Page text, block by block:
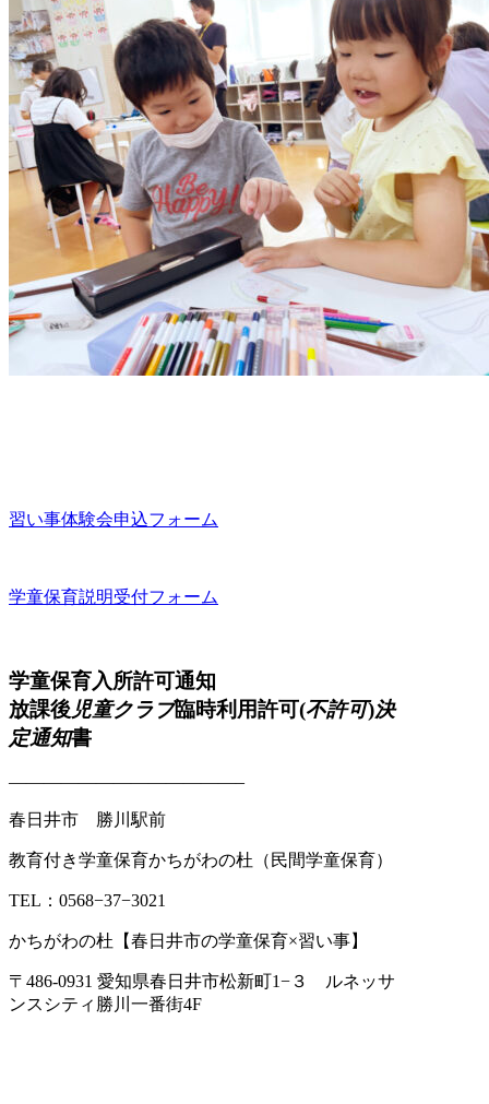
習い事体験会申込フォーム
学童保育説明受付フォーム
学童保育入所許可通知
放課後 児童クラブ臨時利用許可(不許可)決
定通知書
—————————————–
春日井市 勝川駅前
教育付き学童保育かちがわの杜（民間学童保育）
TEL：0568−37−3021
かちがわの杜【春日井市の学童保育×習い事】
〒486-0931 愛知県春日井市松新町1−３ ルネッサ
ンスシティ勝川一番街4F